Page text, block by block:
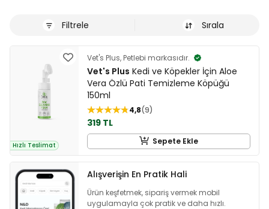
Filtrele Sırala
Hızlı Teslimat
Vet's Plus, Petlebi markasıdır.
Vet's Plus Kedi ve Köpekler İçin Aloe
Vera Özlü Pati Temizleme Köpüğü
150ml
4,8 9
319 TL
Sepete Ekle
Alışverişin En Pratik Hali
Ürün keşfetmek, sipariş vermek mobil
uygulamayla çok pratik ve daha hızlı.